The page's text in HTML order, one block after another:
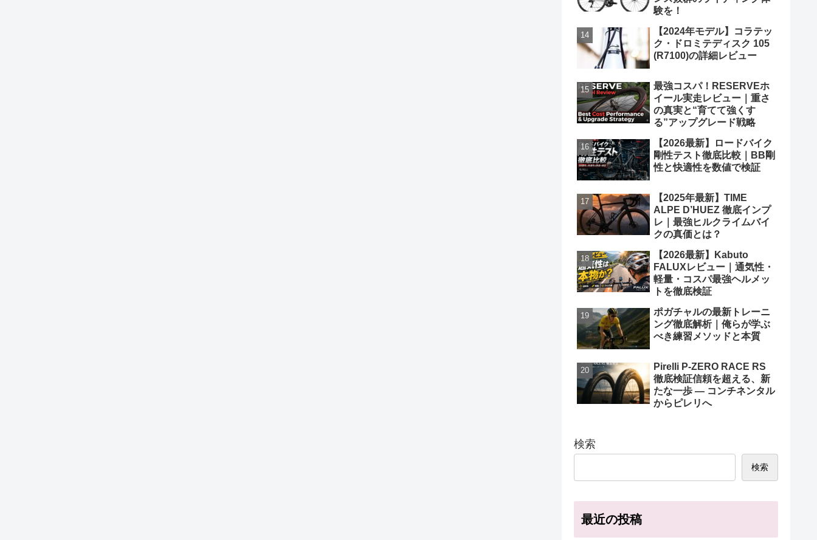
験を！
【2024年モデル】コラテッ
ク・ドロミテディスク 105
(R7100)の詳細レビュー
最強コスパ！RESERVEホ
イール実走レビュー｜重さ
の真実と“育てて強くす
る”アップグレード戦略
【2026最新】ロードバイク
剛性テスト徹底比較｜BB剛
性と快適性を数値で検証
【2025年最新】TIME
ALPE D’HUEZ 徹底インプ
レ｜最強ヒルクライムバイ
クの真価とは？
【2026最新】Kabuto
FALUXレビュー｜通気性・
軽量・コスパ最強ヘルメッ
トを徹底検証
ポガチャルの最新トレーニ
ング徹底解析｜俺らが学ぶ
べき練習メソッドと本質
Pirelli P-ZERO RACE RS
徹底検証信頼を超える、新
たな一歩 ― コンチネンタル
からピレリへ
検索
検索
最近の投稿